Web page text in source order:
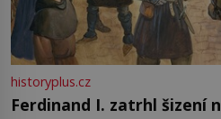
historyplus.cz
Ferdinand I. zatrhl šizení